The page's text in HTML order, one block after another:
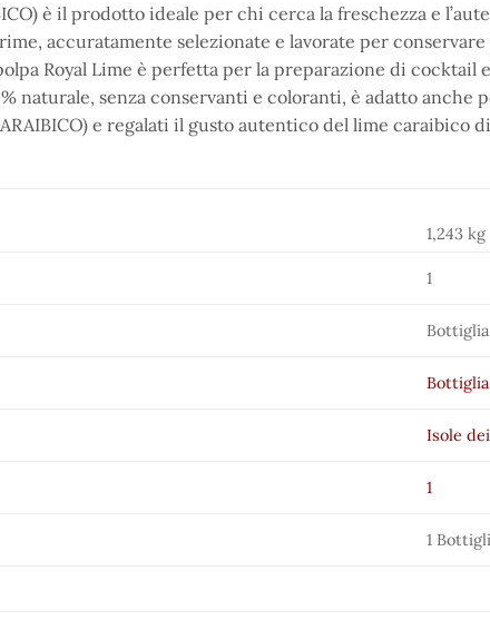
è il prodotto ideale per chi cerca la freschezza e
accuratamente selezionate e lavorate per
Royal Lime è perfetta per la preparazione di
naturale, senza conservanti e coloranti, è adatto anche
e regalati il gusto autentico del lime caraibico
1,243 kg
1
Bottiglia
Isole
1
1